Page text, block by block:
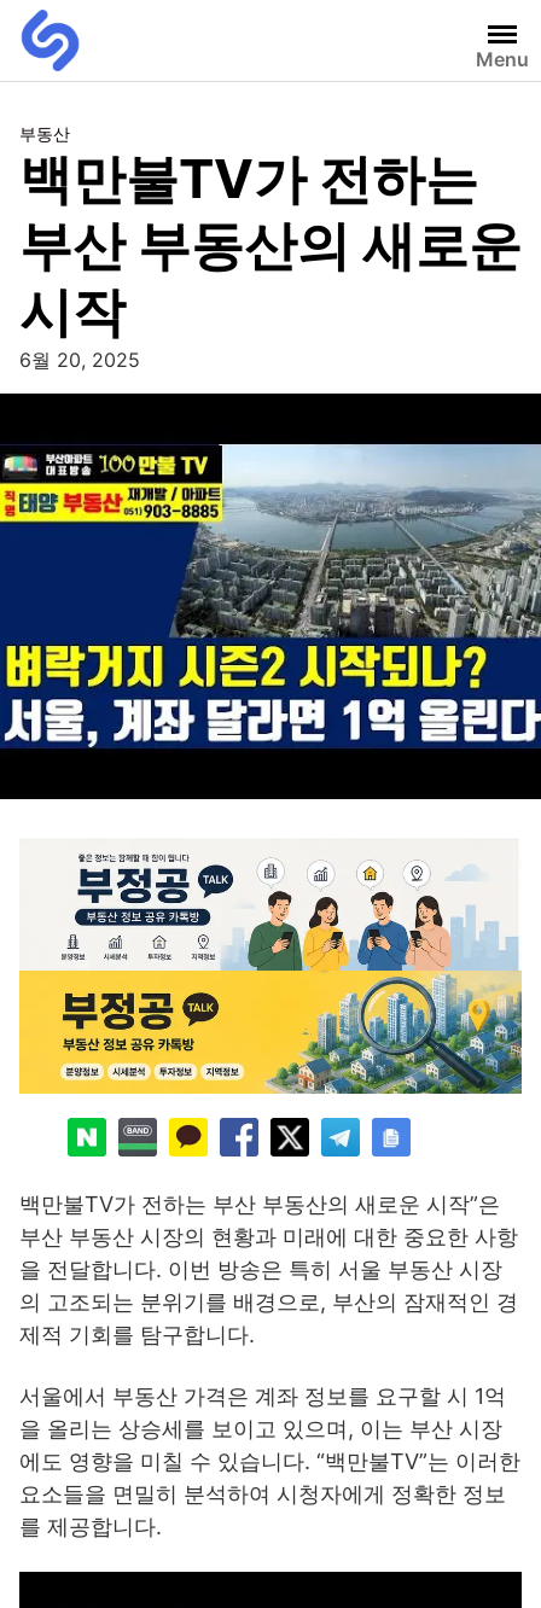
Menu
부동산
백만불TV가 전하는
부산 부동산의 새로운
시작
6월 20, 2025
백만불TV가 전하는 부산 부동산의 새로운 시작”은
부산 부동산 시장의 현황과 미래에 대한 중요한 사항
을 전달합니다. 이번 방송은 특히 서울 부동산 시장
의 고조되는 분위기를 배경으로, 부산의 잠재적인 경
제적 기회를 탐구합니다.
서울에서 부동산 가격은 계좌 정보를 요구할 시 1억
을 올리는 상승세를 보이고 있으며, 이는 부산 시장
에도 영향을 미칠 수 있습니다. “백만불TV”는 이러한
요소들을 면밀히 분석하여 시청자에게 정확한 정보
를 제공합니다.